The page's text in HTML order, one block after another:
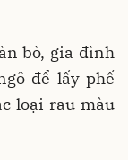
bò, gia đình
để lấy phế
loại rau màu